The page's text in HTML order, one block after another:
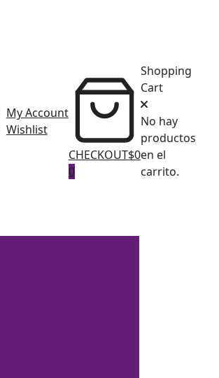
My Account
Wishlist
CHECKOUT$0
0
Shopping
Cart
No hay
productos
en el
carrito.